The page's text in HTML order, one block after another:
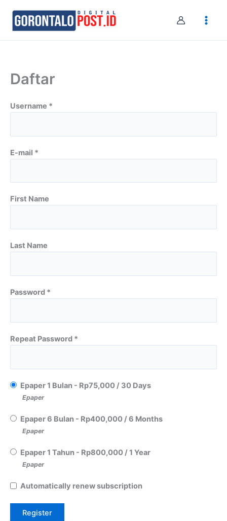
content
Daftar
Username *
E-mail *
First Name
Last Name
Password *
Repeat Password *
Epaper 1 Bulan - Rp75,000/ 30 Days
Epaper
Epaper 6 Bulan - Rp400,000/6 Months
Epaper
Epaper 1 Tahun - Rp800,000/1 Year
Epaper
Automatically renew subscription